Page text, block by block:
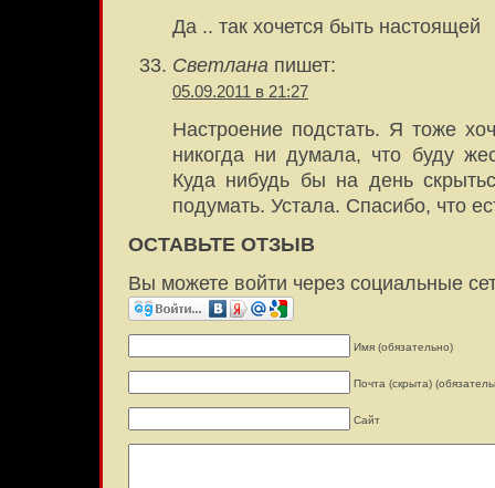
Да .. так хочется быть настоящей
Светлана пишет:
05.09.2011 в 21:27
Настроение подстать. Я тоже
никогда ни думала, что буду
Куда нибудь бы на день
подумать. Устала. Спасибо, что
ОСТАВЬТЕ ОТЗЫВ
Вы можете войти через социальные
Имя (обязательно)
Почта (скрыта)
Сайт